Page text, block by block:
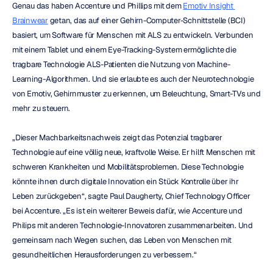
Genau das haben Accenture und Phillips mit dem Emotiv Insight
Brainwear getan, das auf einer Gehirn-Computer-Schnittstelle (BCI)
basiert, um Software für Menschen mit ALS zu entwickeln. Verbunden
mit einem Tablet und einem Eye-Tracking-System ermöglichte die
tragbare Technologie ALS-Patienten die Nutzung von Machine-
Learning-Algorithmen. Und sie erlaubte es auch der Neurotechnologie
von Emotiv, Gehirnmuster zu erkennen, um Beleuchtung, Smart-TVs und
mehr zu steuern.
„Dieser Machbarkeitsnachweis zeigt das Potenzial tragbarer
Technologie auf eine völlig neue, kraftvolle Weise. Er hilft Menschen mit
schweren Krankheiten und Mobilitätsproblemen. Diese Technologie
könnte ihnen durch digitale Innovation ein Stück Kontrolle über ihr
Leben zurückgeben“, sagte Paul Daugherty, Chief Technology Officer
bei Accenture. „Es ist ein weiterer Beweis dafür, wie Accenture und
Philips mit anderen Technologie-Innovatoren zusammenarbeiten. Und
gemeinsam nach Wegen suchen, das Leben von Menschen mit
gesundheitlichen Herausforderungen zu verbessern.“